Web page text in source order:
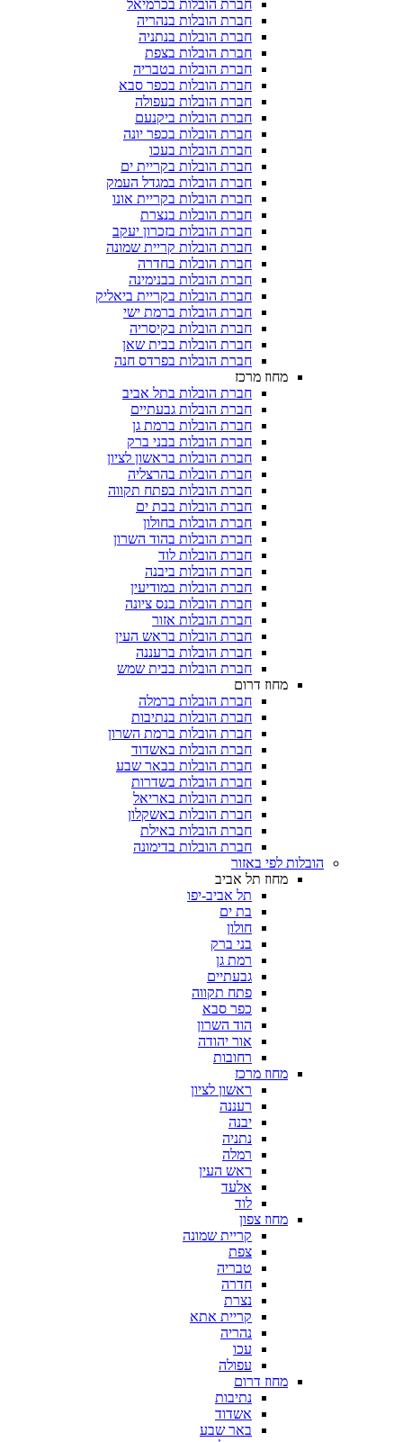
חברת הובלות בכרמיאל
חברת הובלות בנהריה
חברת הובלות בנתניה
חברת הובלות בצפת
חברת הובלות בטבריה
חברת הובלות בכפר סבא
חברת הובלות בעפולה
חברת הובלות ביקנעם
חברת הובלות בכפר יונה
חברת הובלות בעכו
חברת הובלות בקריית ים
חברת הובלות במגדל העמק
חברת הובלות בקריית אונו
חברת הובלות בנצרת
חברת הובלות בזכרון יעקב
חברת הובלות קריית שמונה
חברת הובלות בחדרה
חברת הובלות בבנימינה
חברת הובלות בקריית ביאליק
חברת הובלות ברמת ישי
חברת הובלות בקיסריה
חברת הובלות בבית שאן
חברת הובלות בפרדס חנה
מחוז מרכז
חברת הובלות בתל אביב
חברת הובלות גבעתיים
חברת הובלות ברמת גן
חברת הובלות בבני ברק
חברת הובלות בראשון לציון
חברת הובלות בהרצליה
חברת הובלות בפתח תקווה
חברת הובלות בבת ים
חברת הובלות בחולון
חברת הובלות בהוד השרון
חברת הובלות לוד
חברת הובלות ביבנה
חברת הובלות במודיעין
חברת הובלות בנס ציונה
חברת הובלות אזור
חברת הובלות בראש העין
חברת הובלות ברעננה
חברת הובלות בבית שמש
מחוז דרום
חברת הובלות ברמלה
חברת הובלות בנתיבות
חברת הובלות ברמת השרון
חברת הובלות באשדוד
חברת הובלות בבאר שבע
חברת הובלות בשדרות
חברת הובלות באריאל
חברת הובלות באשקלון
חברת הובלות באילת
חברת הובלות בדימונה
הובלות לפי באזור
מחוז תל אביב
תל אביב-יפו
בת ים
חולון
בני ברק
רמת גן
גבעתיים
פתח תקווה
כפר סבא
הוד השרון
אור יהודה
רחובות
מחוז מרכז
ראשון לציון
רעננה
יבנה
נתניה
רמלה
ראש העין
אלעד
לוד
מחוז צפון
קריית שמונה
צפת
טבריה
חדרה
נצרת
קריית אתא
נהריה
עכו
עפולה
מחוז דרום
נתיבות
אשדוד
באר שבע